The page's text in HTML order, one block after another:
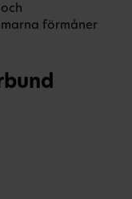
förmåner